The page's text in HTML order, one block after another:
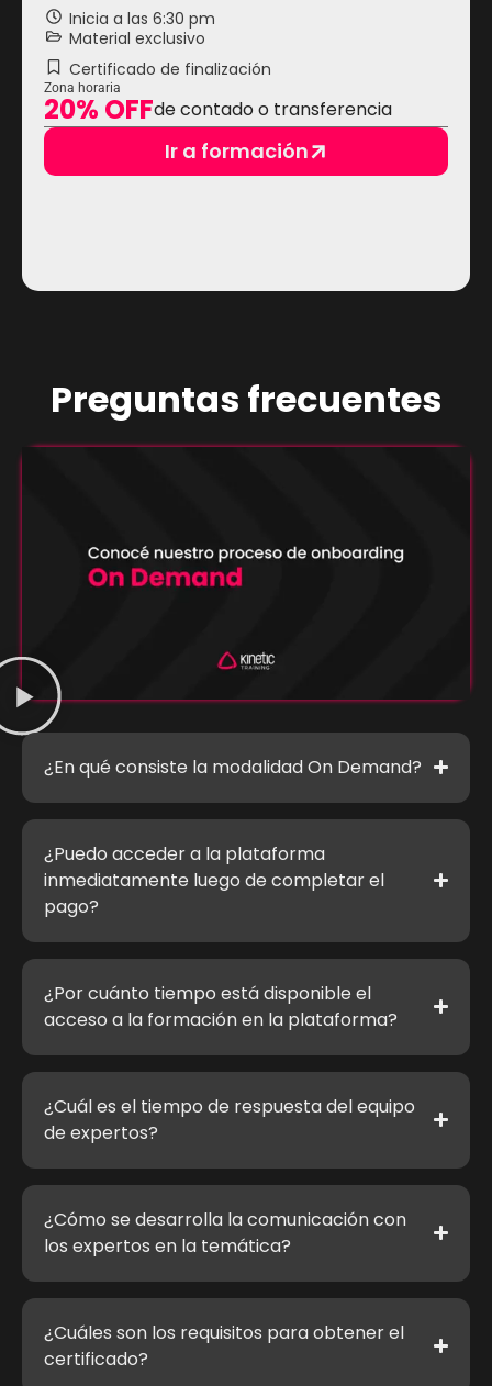
Inicia a las 6:30 pm
Material exclusivo
Certificado de finalización
Zona horaria
20% OFFde contado o transferencia
Ir a formación
Preguntas frecuentes
¿En qué consiste la modalidad On Demand?
¿Puedo acceder a la plataforma
inmediatamente luego de completar el
pago?
¿Por cuánto tiempo está disponible el
acceso a la formación en la plataforma?
¿Cuál es el tiempo de respuesta del equipo
de expertos?
¿Cómo se desarrolla la comunicación con
los expertos en la temática?
¿Cuáles son los requisitos para obtener el
certificado?